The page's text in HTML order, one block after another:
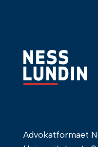
Advokatformaet